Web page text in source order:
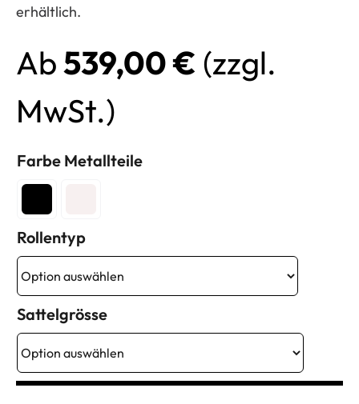
erhältlich.
Ab539,00€ (zzgl.
MwSt.)
Farbe Metallteile
Rollentyp
Sattelgrösse